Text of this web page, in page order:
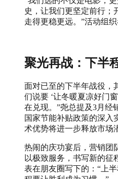
史，让我们更坚定前行；
走得更稳更远。”活动组织
聚光再战：下半
面对已至的下半年战役，
们说要 ‘让冬暖夏凉好门
在兑现。”尧总提及3月经
国家节能补贴政策的深入
术优势将进一步释放市场
热闹的庆功宴后，营销团
以极致服务，书写新的征
表在朋友圈写下的：“上